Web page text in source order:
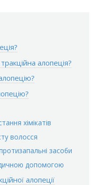
алопеція?
хімікатів
волосся
засоби
допомогою
алопеції